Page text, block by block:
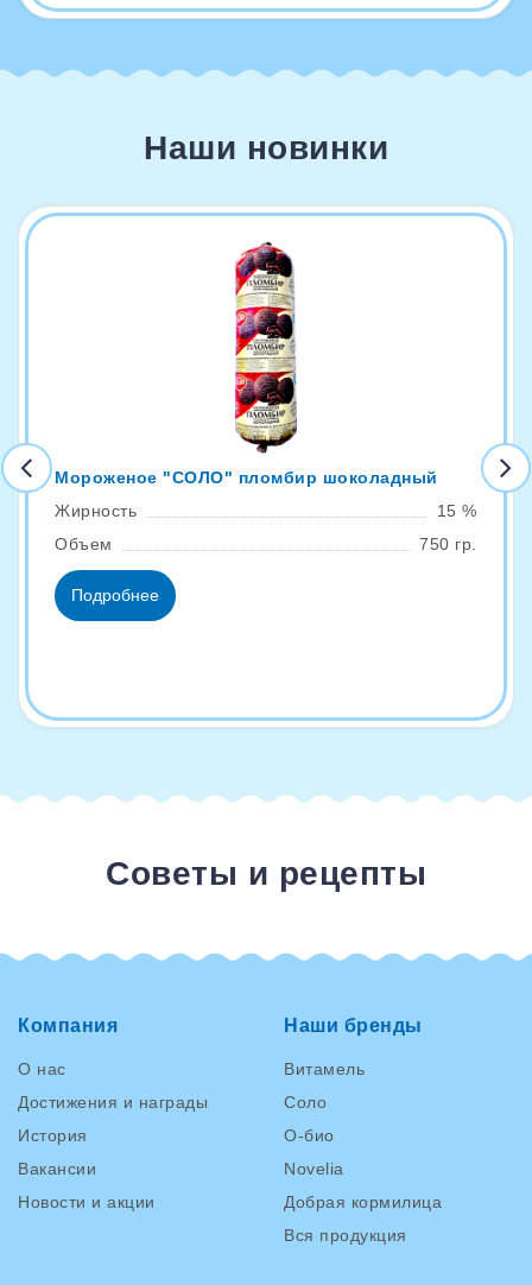
Наши новинки
Мороженое "СОЛО" пломбир шоколадный
Жирность
15 %
Объем
750 гр.
Подробнее
Советы и рецепты
Компания
О нас
Достижения и награды
История
Вакансии
Новости и акции
Наши бренды
Витамель
Соло
О-био
Novelia
Добрая кормилица
Вся продукция